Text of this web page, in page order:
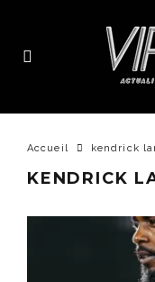
Accueil kendrick
KENDRICK